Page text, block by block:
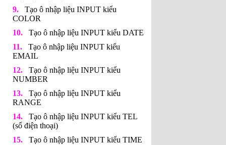
Tạo ô nhập liệu INPUT kiểu
COLOR
Tạo ô nhập liệu INPUT kiểu DATE
Tạo ô nhập liệu INPUT kiểu
EMAIL
Tạo ô nhập liệu INPUT kiểu
NUMBER
Tạo ô nhập liệu INPUT kiểu
RANGE
Tạo ô nhập liệu INPUT kiểu TEL
(số điện thoại)
Tạo ô nhập liệu INPUT kiểu TIME